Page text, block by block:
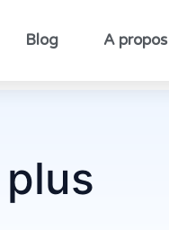
Blog A propos